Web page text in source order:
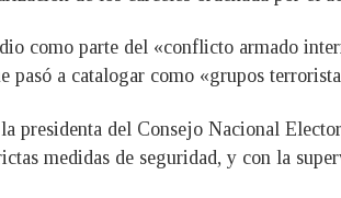
como parte del «conflicto armado
pasó a catalogar como «grupos
presidenta del Consejo Nacional
medidas de seguridad, y con la